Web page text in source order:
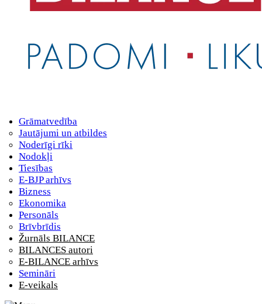
Grāmatvedība
Jautājumi un atbildes
Noderīgi rīki
Nodokļi
Tiesības
E-BJP arhīvs
Bizness
Ekonomika
Personāls
Brīvbrīdis
Žurnāls BILANCE
BILANCES autori
E-BILANCE arhīvs
Semināri
E-veikals